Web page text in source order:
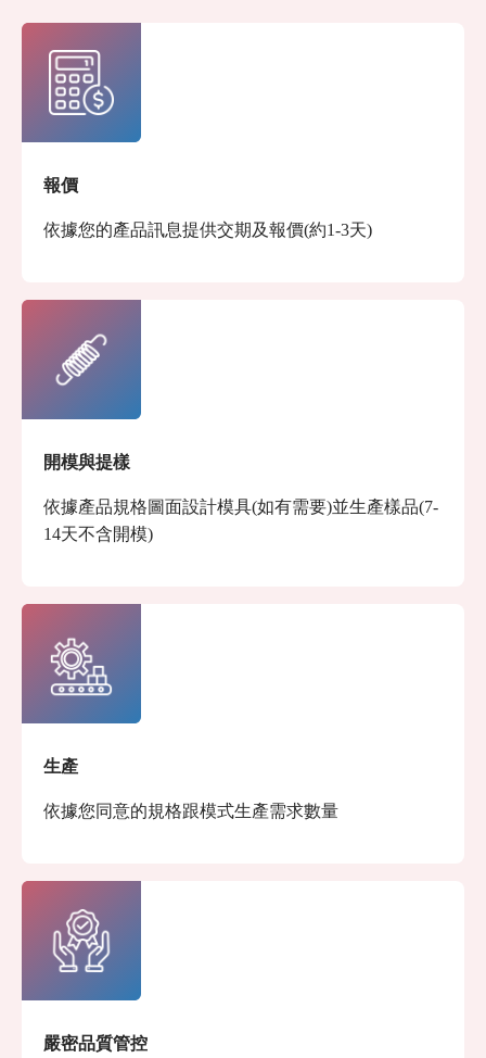
報價
依據您的產品訊息提供交期及報價(約1-3天)
開模與提樣
依據產品規格圖面設計模具(如有需要)並生產樣品(7-
14天不含開模)
生產
依據您同意的規格跟模式生產需求數量
嚴密品質管控